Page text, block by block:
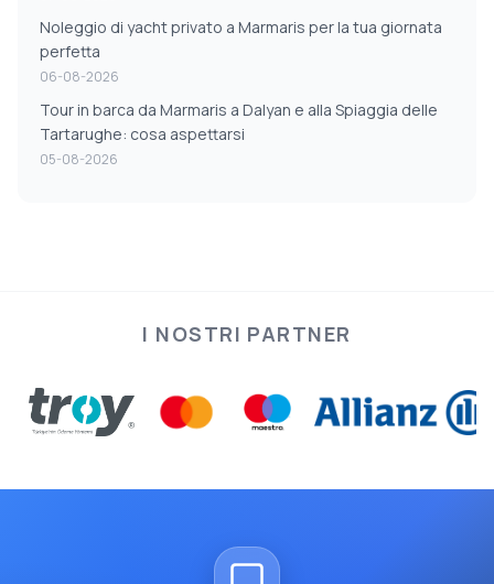
Noleggio di yacht privato a Marmaris per la tua giornata
perfetta
06-08-2026
Tour in barca da Marmaris a Dalyan e alla Spiaggia delle
Tartarughe: cosa aspettarsi
05-08-2026
I NOSTRI PARTNER